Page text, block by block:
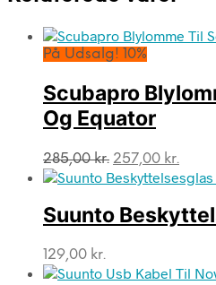
På Udsalg! 10%
Scubapro
Og Equator
285,00kr. Den
oprindelige
var:
285,00 kr..
257,00 kr.
er:
Suunto
129,00 kr.